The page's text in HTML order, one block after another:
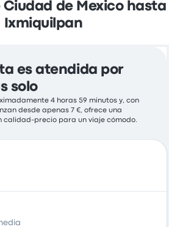
Ciudad de Mexico hasta
Ixmiquilpan
es atendida por
solo
4 horas 59 minutos y, con
desde apenas 7 €, ofrece una
calidad-precio para un viaje cómodo.